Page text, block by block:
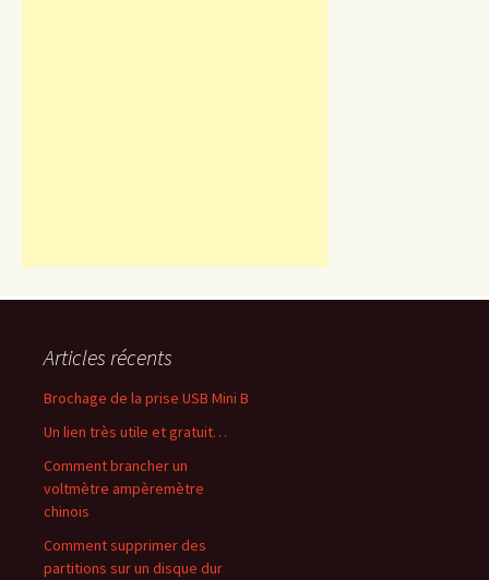
Articles récents
Brochage de la prise USB Mini B
Un lien très utile et gratuit…
Comment brancher un
voltmètre ampèremètre
chinois
Comment supprimer des
partitions sur un disque dur